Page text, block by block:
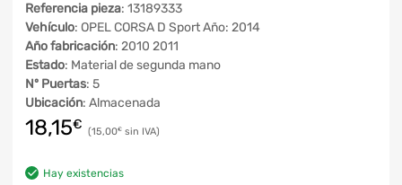
Referencia pieza: 13189333
Vehículo: OPEL CORSA D Sport Año: 2014
Año fabricación: 2010 2011
Estado: Material de segunda mano
Nº Puertas: 5
Ubicación: Almacenada
18,15€ 15,00€
Hay existencias